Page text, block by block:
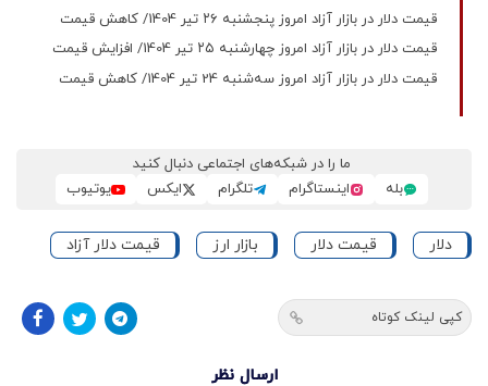
قیمت دلار در بازار آزاد امروز پنجشنبه ۲۶ تیر 1404/ کاهش قیمت
قیمت دلار در بازار آزاد امروز چهارشنبه ۲۵ تیر 1404/ افزایش قیمت
قیمت دلار در بازار آزاد امروز سه‌شنبه 24 تیر 1404/ کاهش قیمت
ما را در شبکه‌های اجتماعی دنبال کنید
بله
اینستاگرام تلگرام ایکس یوتیوب
دلار قیمت دلار بازار ارز قیمت دلار آزاد
کپی لینک کوتاه
ارسال نظر